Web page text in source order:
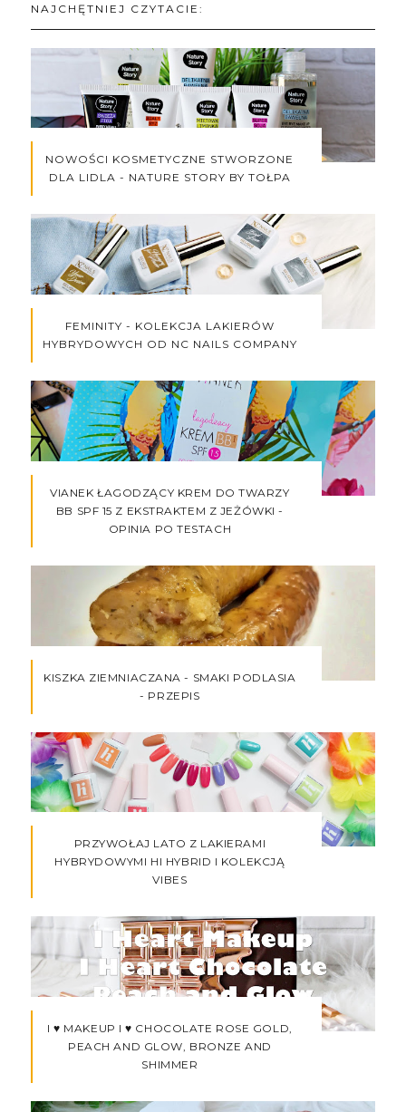
NAJCHĘTNIEJ CZYTACIE:
NOWOŚCI KOSMETYCZNE STWORZONE
DLA LIDLA - NATURE STORY BY TOŁPA
FEMINITY - KOLEKCJA LAKIERÓW
HYBRYDOWYCH OD NC NAILS COMPANY
VIANEK ŁAGODZĄCY KREM DO TWARZY
BB SPF 15 Z EKSTRAKTEM Z JEŻÓWKI -
OPINIA PO TESTACH
KISZKA ZIEMNIACZANA - SMAKI PODLASIA
- PRZEPIS
PRZYWOŁAJ LATO Z LAKIERAMI
HYBRYDOWYMI HI HYBRID I KOLEKCJĄ
VIBES
I ♥ MAKEUP I ♥ CHOCOLATE ROSE GOLD,
PEACH AND GLOW, BRONZE AND
SHIMMER